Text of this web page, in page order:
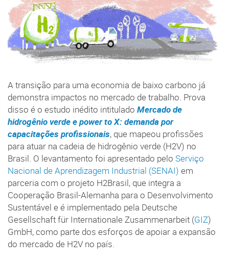
A transição para uma economia de baixo carbono já
demonstra impactos no mercado de trabalho. Prova
disso é o estudo inédito intitulado Mercado de
hidrogênio verde e power to X: demanda por
capacitações profissionais, que mapeou profissões
para atuar na cadeia de hidrogênio verde (H2V) no
Brasil. O levantamento foi apresentado pelo Serviço
Nacional de Aprendizagem Industrial (SENAI) em
parceria com o projeto H2Brasil, que integra a
Cooperação Brasil-Alemanha para o Desenvolvimento
Sustentável e é implementado pela Deutsche
Gesellschaft für Internationale Zusammenarbeit (GIZ)
GmbH, como parte dos esforços de apoiar a expansão
do mercado de H2V no país.